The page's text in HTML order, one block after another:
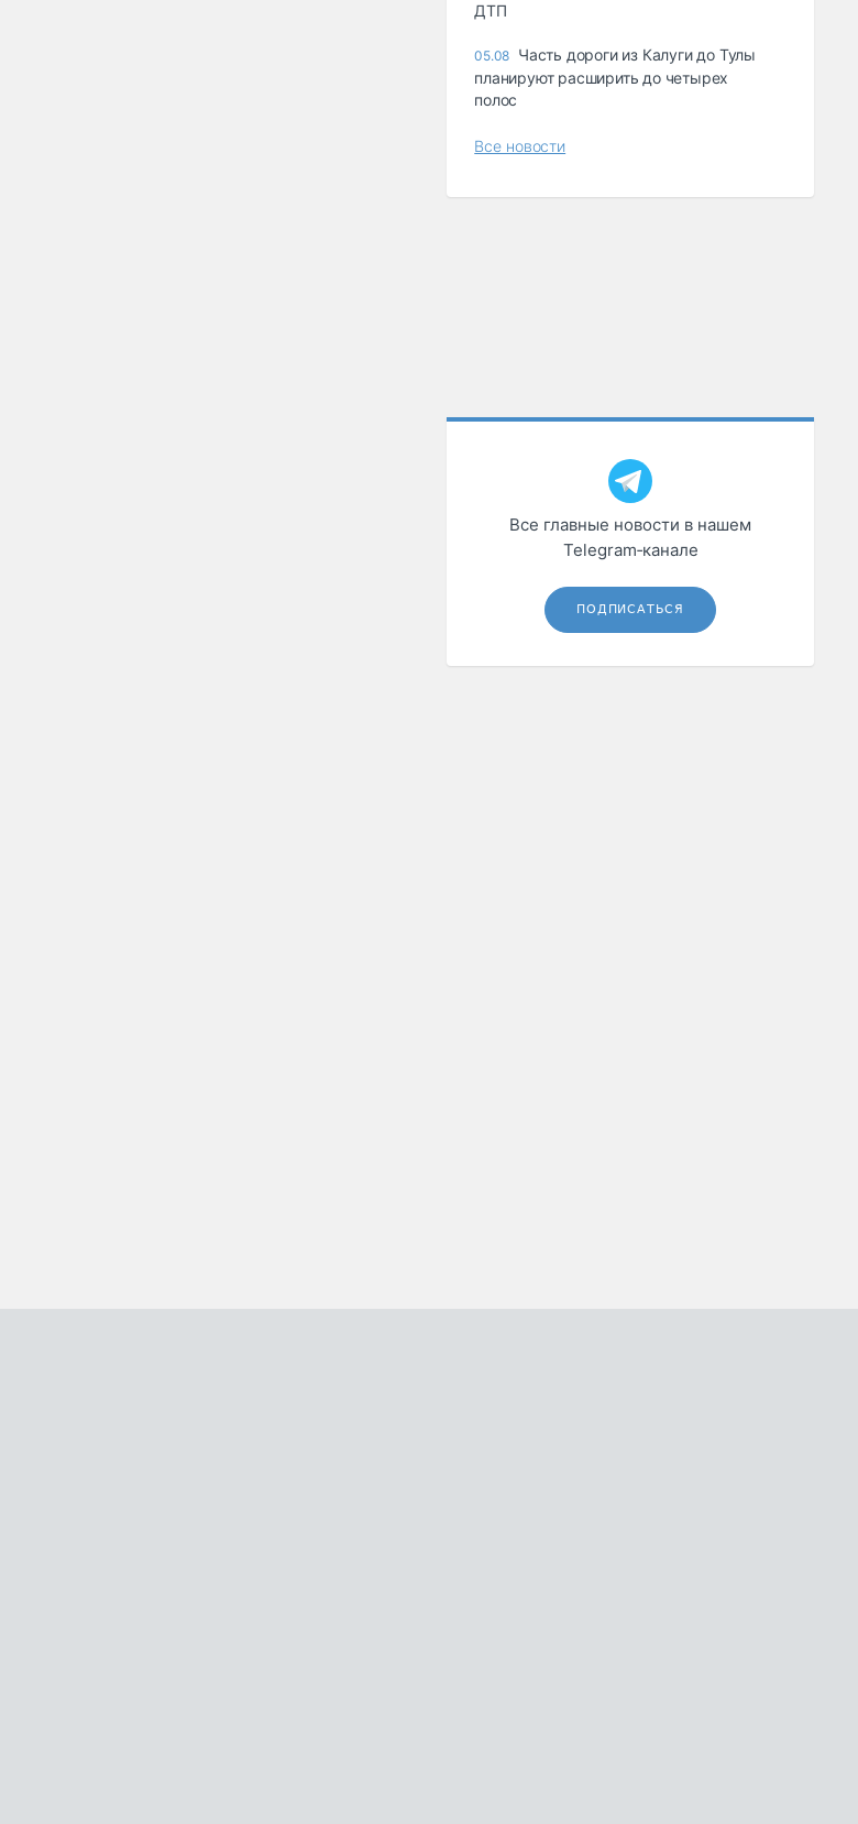
ДТП
05.08 Часть дороги из Калуги до Тулы
планируют расширить до четырех
полос
Все новости
Все главные новости в нашем
Telegram‑канале
ПОДПИСАТЬСЯ